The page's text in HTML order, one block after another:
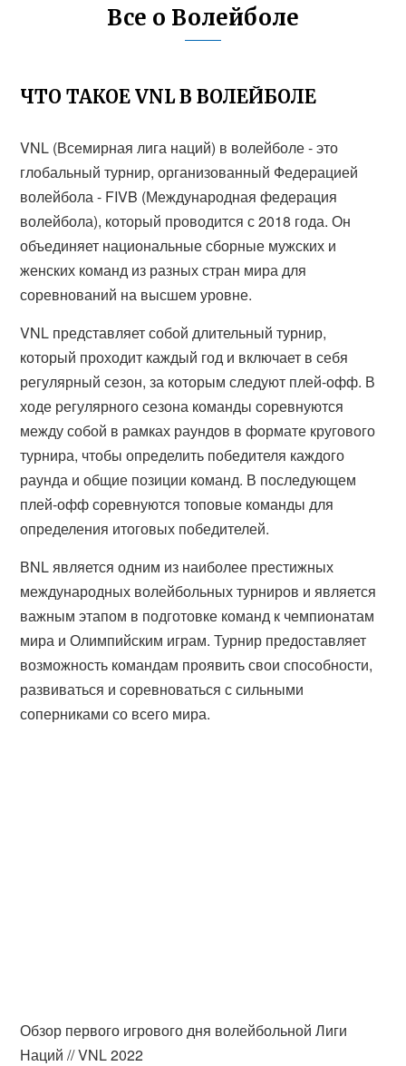
Все о Волейболе
ЧТО ТАКОЕ VNL В ВОЛЕЙБОЛЕ
VNL (Всемирная лига наций) в волейболе - это
глобальный турнир, организованный Федерацией
волейбола - FIVB (Международная федерация
волейбола), который проводится с 2018 года. Он
объединяет национальные сборные мужских и
женских команд из разных стран мира для
соревнований на высшем уровне.
VNL представляет собой длительный турнир,
который проходит каждый год и включает в себя
регулярный сезон, за которым следуют плей-офф. В
ходе регулярного сезона команды соревнуются
между собой в рамках раундов в формате кругового
турнира, чтобы определить победителя каждого
раунда и общие позиции команд. В последующем
плей-офф соревнуются топовые команды для
определения итоговых победителей.
ВNL является одним из наиболее престижных
международных волейбольных турниров и является
важным этапом в подготовке команд к чемпионатам
мира и Олимпийским играм. Турнир предоставляет
возможность командам проявить свои способности,
развиваться и соревноваться с сильными
соперниками со всего мира.
Обзор первого игрового дня волейбольной Лиги
Наций // VNL 2022